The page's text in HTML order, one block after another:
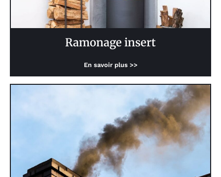
Ramonage insert
En savoir plus >>